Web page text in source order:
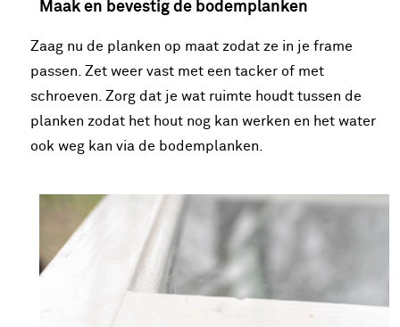
Maak en bevestig de bodemplanken
Zaag nu de planken op maat zodat ze in je frame
passen. Zet weer vast met een tacker of met
schroeven. Zorg dat je wat ruimte houdt tussen de
planken zodat het hout nog kan werken en het water
ook weg kan via de bodemplanken.